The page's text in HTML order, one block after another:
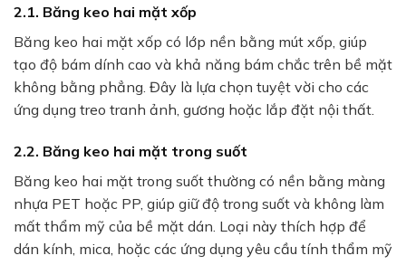
2.1. Băng keo hai mặt xốp
Băng keo hai mặt xốp có lớp nền bằng mút xốp, giúp
tạo độ bám dính cao và khả năng bám chắc trên bề mặt
không bằng phẳng. Đây là lựa chọn tuyệt vời cho các
ứng dụng treo tranh ảnh, gương hoặc lắp đặt nội thất.
2.2. Băng keo hai mặt trong suốt
Băng keo hai mặt trong suốt thường có nền bằng màng
nhựa PET hoặc PP, giúp giữ độ trong suốt và không làm
mất thẩm mỹ của bề mặt dán. Loại này thích hợp để
dán kính, mica, hoặc các ứng dụng yêu cầu tính thẩm mỹ